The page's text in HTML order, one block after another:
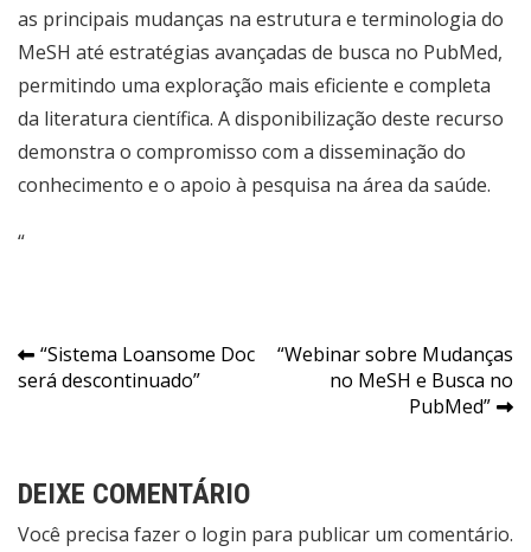
as principais mudanças na estrutura e terminologia do
MeSH até estratégias avançadas de busca no PubMed,
permitindo uma exploração mais eficiente e completa
da literatura científica. A disponibilização deste recurso
demonstra o compromisso com a disseminação do
conhecimento e o apoio à pesquisa na área da saúde.
“
Navegação
de
“Sistema Loansome Doc
será descontinuado”
“Webinar sobre Mudanças
no MeSH e Busca no
PubMed”
DEIXE COMENTÁRIO
Você precisa fazer o login para publicar um comentário.